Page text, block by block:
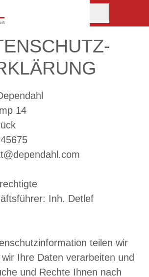
14
Inh. Detlef
teilen wir
Ihre Daten verarbeiten und
und Rechte Ihnen nach